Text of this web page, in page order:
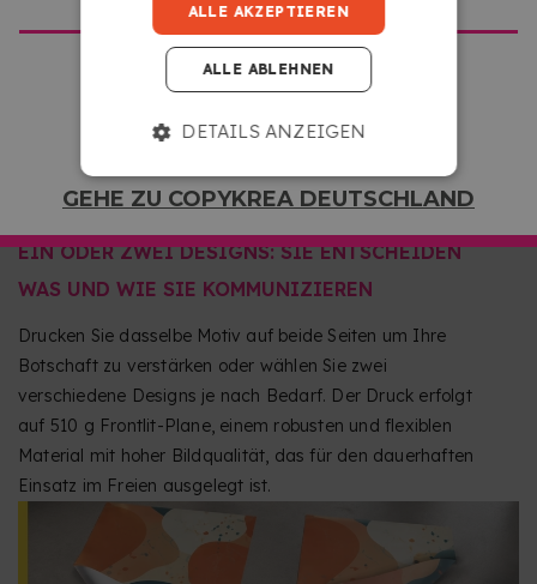
GEHE ZU COPYKREA DEUTSCHLAND
jeder Richtung benötigen.
EIN ODER ZWEI DESIGNS: SIE ENTSCHEIDEN
WAS UND WIE SIE KOMMUNIZIEREN
Drucken Sie dasselbe Motiv auf beide Seiten um Ihre
Botschaft zu verstärken oder wählen Sie zwei
verschiedene Designs je nach Bedarf. Der Druck erfolgt
auf 510 g Frontlit-Plane, einem robusten und flexiblen
Material mit hoher Bildqualität, das für den dauerhaften
Einsatz im Freien ausgelegt ist.
ALLE AKZEPTIEREN
ALLE ABLEHNEN
DETAILS ANZEIGEN